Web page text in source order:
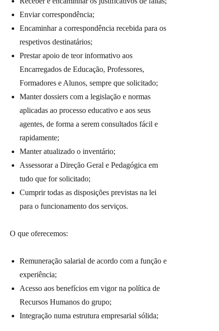
Enviar correspondência;
Encaminhar a correspondência recebida para os
respetivos destinatários;
Prestar apoio de teor informativo aos
Encarregados de Educação, Professores,
Formadores e Alunos, sempre que solicitado;
Manter dossiers com a legislação e normas
aplicadas ao processo educativo e aos seus
agentes, de forma a serem consultados fácil e
rapidamente;
Manter atualizado o inventário;
Assessorar a Direção Geral e Pedagógica em
tudo que for solicitado;
Cumprir todas as disposições previstas na lei
para o funcionamento dos serviços.
O que oferecemos:
Remuneração salarial de acordo com a função e
experiência;
Acesso aos benefícios em vigor na política de
Recursos Humanos do grupo;
Integração numa estrutura empresarial sólida;